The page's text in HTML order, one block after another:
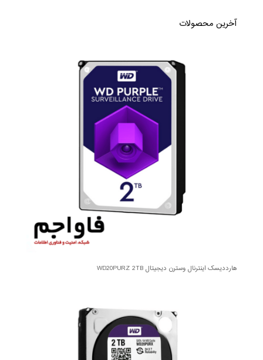
آخرین محصولات
هارددیسک اینترنال وسترن دیجیتال WD20PURZ 2TB